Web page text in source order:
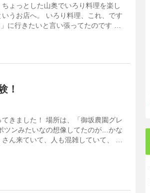
ょっとした山奥でいろり料理を楽し
うお店へ。 いろり料理、これ、です
に行きたいと言い張ってたのです …
！
きました！ 場所は、「御坂農園グレ
ツンみたいなの想像してたのが…かな
ん来ていて、人も混雑していて、 …